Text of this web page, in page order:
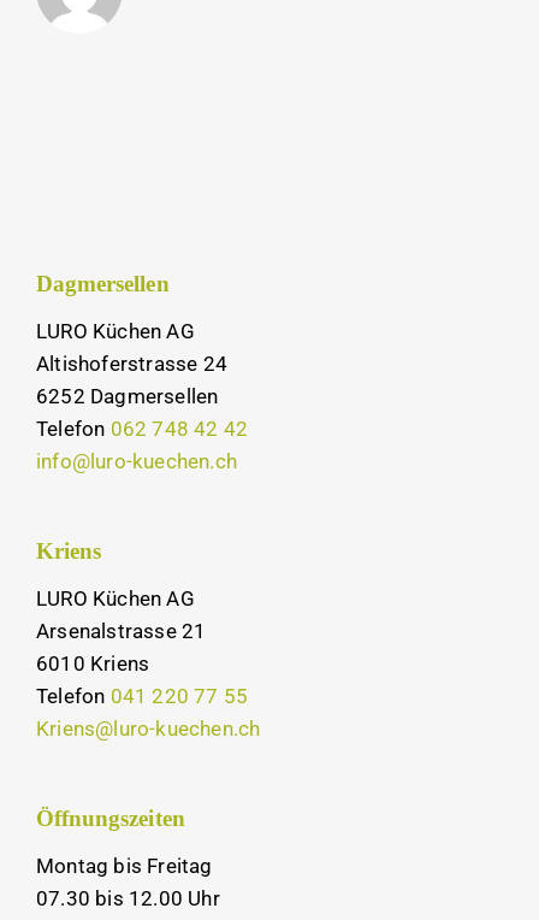
Dagmersellen
LURO Küchen AG
Altishoferstrasse 24
6252 Dagmersellen
Telefon 062 748 42 42
info@luro-kuechen.ch
Kriens
LURO Küchen AG
Arsenalstrasse 21
6010 Kriens
Telefon 041 220 77 55
Kriens@luro-kuechen.ch
Öffnungszeiten
Montag bis Freitag
07.30 bis 12.00 Uhr